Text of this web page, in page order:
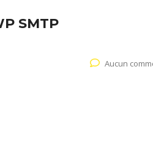
SMTP
Aucun